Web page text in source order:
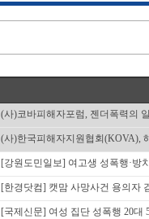
교육훈련
자격심사
자격복원
(사)코바피해자포럼, 젠더폭력의
(사)한국피해자지원협회(KOVA),
[강원도민일보] 여고생 성폭행·방
[한경닷컴] 캣맘 사망사건 용의자
[국제신문] 여성 집단 성폭행 20대